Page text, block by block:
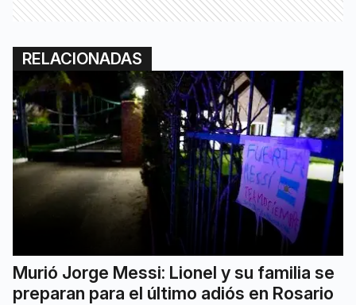
RELACIONADAS
Murió Jorge Messi: Lionel y su familia se
preparan para el último adiós en Rosario